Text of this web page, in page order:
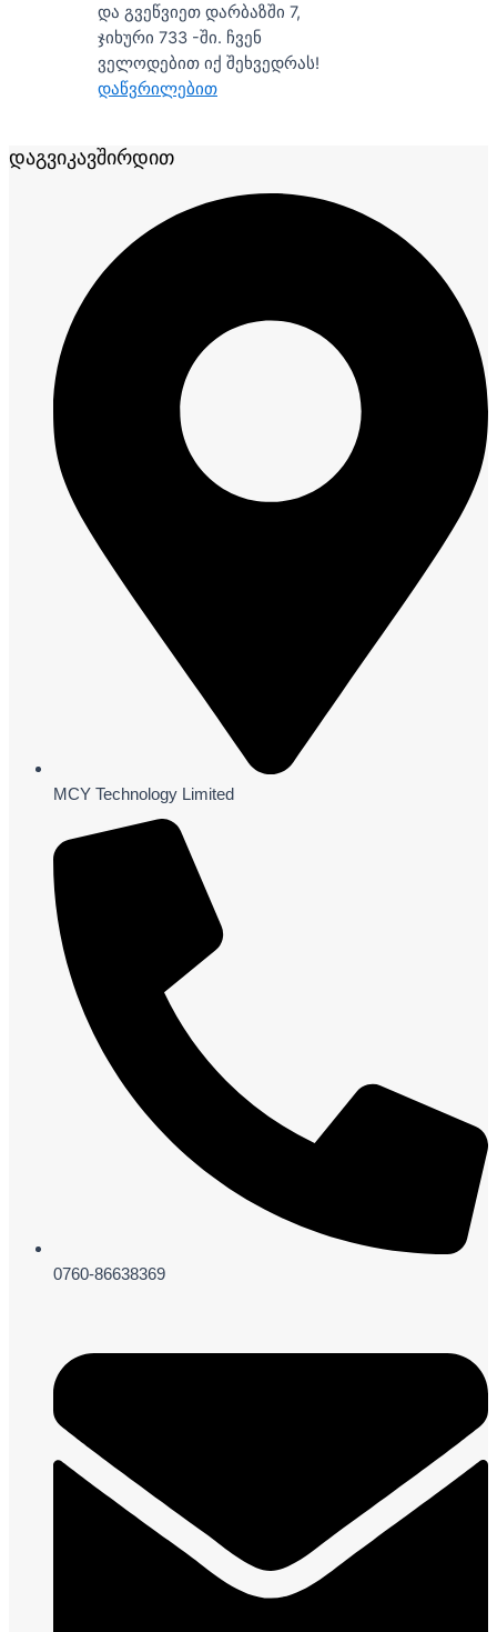
და გვეწვიეთ დარბაზში 7,
ჯიხური 733 -ში. ჩვენ
ველოდებით იქ შეხვედრას!
დაწვრილებით
ᲓᲐᲒᲕᲘᲙᲐᲕᲨᲘᲠᲓᲘᲗ
MCY Technology Limited
0760-86638369